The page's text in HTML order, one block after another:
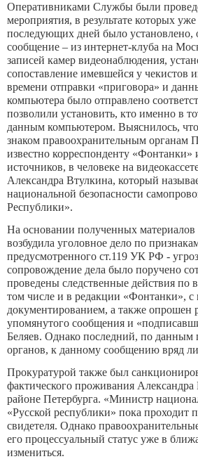
Оперативниками Службы были
мероприятия, в результате которых
последующих дней было установлено,
сообщение – из интернет-клуба на
записей камер видеонаблюдения,
сопоставление имевшейся у чекистов
времени отправки «приговора» и
компьютера было отправлено
позволили установить, кто именно в
данным компьютером. Выяснилось,
знаком правоохранительным органам
известно корреспонденту
источников, в человеке на
Александра Втулкина, который
национальной безопасности
Республики».
На основании полученных материалов
возбудила уголовное дело по
предусмотренного ст.119 УК РФ -
сопровождение дела было поручено
проведены следственные действия по
том числе и в редакции «Фонтанки»,
документированием, а также опрошен
упомянутого сообщения и
Беляев. Однако последний, по данным
органов, к данному сообщению вряд
Прокуратурой также был
фактического проживания
районе Петербурга. «Министр
«Русской республики» пока проходит
свидетеля. Однако
его процессуальный статус уже в
измениться.